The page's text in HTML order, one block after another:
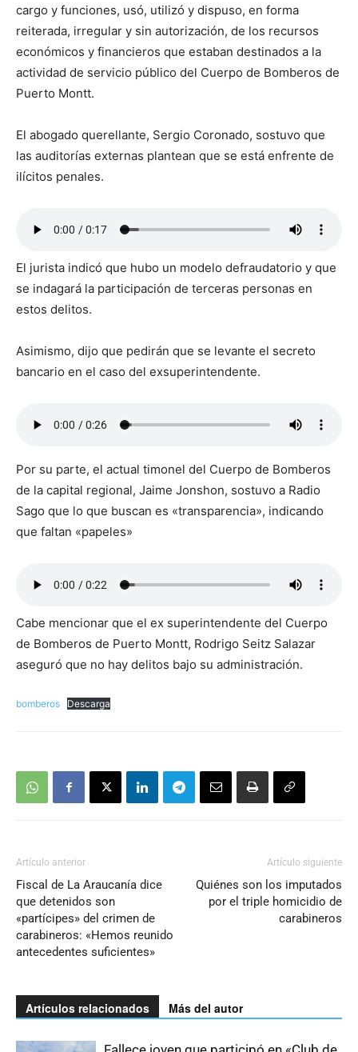
cargo y funciones, usó, utilizó y dispuso, en forma
reiterada, irregular y sin autorización, de los recursos
económicos y financieros que estaban destinados a la
actividad de servicio público del Cuerpo de Bomberos de
Puerto Montt.
El abogado querellante, Sergio Coronado, sostuvo que
las auditorías externas plantean que se está enfrente de
ilícitos penales.
El jurista indicó que hubo un modelo defraudatorio y que
se indagará la participación de terceras personas en
estos delitos.
Asimismo, dijo que pedirán que se levante el secreto
bancario en el caso del exsuperintendente.
Por su parte, el actual timonel del Cuerpo de Bomberos
de la capital regional, Jaime Jonshon, sostuvo a Radio
Sago que lo que buscan es «transparencia», indicando
que faltan «papeles»
Cabe mencionar que el ex superintendente del Cuerpo
de Bomberos de Puerto Montt, Rodrigo Seitz Salazar
aseguró que no hay delitos bajo su administración.
bomberos Descarga
Artículo anterior
Fiscal de La Araucanía dice
que detenidos son
«partícipes» del crimen de
carabineros: «Hemos reunido
antecedentes suficientes»
Artículo siguiente
Quiénes son los imputados
por el triple homicidio de
carabineros
Artículos relacionados Más del autor